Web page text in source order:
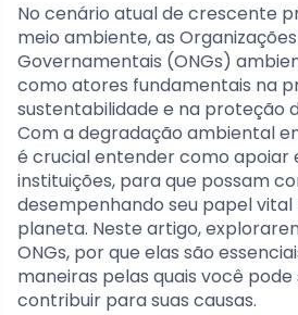
No cenário atual de crescente
meio ambiente, as
Governamentais (ONGs)
como atores fundamentais na
sustentabilidade e na proteção
Com a degradação ambiental
é crucial entender como apoiar
instituições, para que possam
desempenhando seu papel
planeta. Neste artigo,
ONGs, por que elas são
maneiras pelas quais você
contribuir para suas causas.